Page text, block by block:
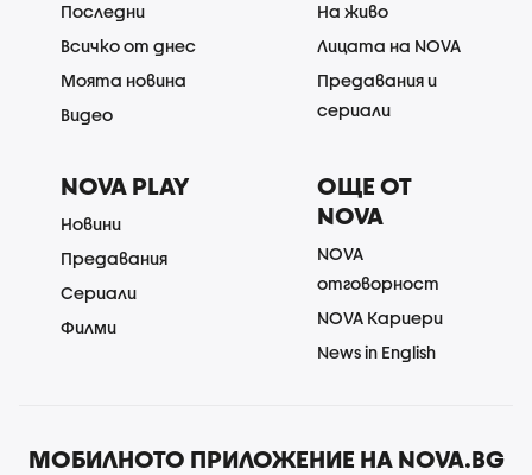
Последни
Всичко от днес
Моята новина
Видео
На живо
Лицата на NOVA
Предавания и
сериали
NOVA PLAY
Новини
Предавания
Сериали
Филми
ОЩЕ ОТ
NOVA
NOVA
отговорност
NOVA Кариери
News in English
МОБИЛНОТО ПРИЛОЖЕНИЕ НА NOVA.BG